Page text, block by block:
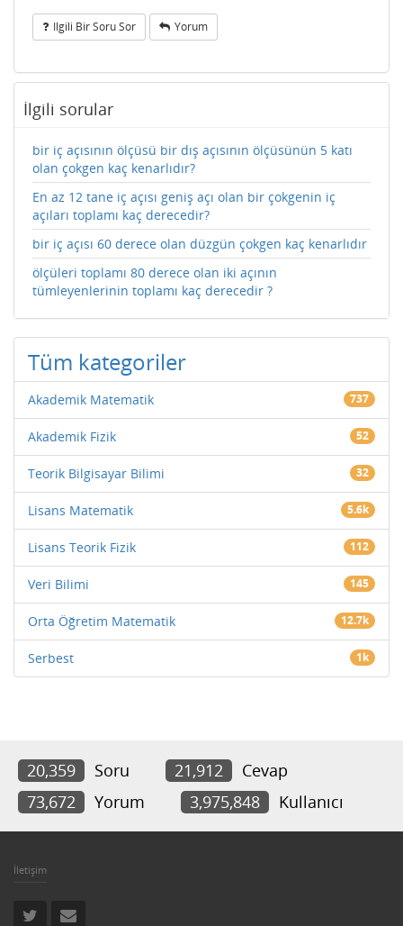
Ilgili Bir Soru Sor Yorum
İlgili sorular
bir iç açısının ölçüsü bir dış açısının ölçüsünün 5 katı
olan çokgen kaç kenarlıdır?
En az 12 tane iç açısı geniş açı olan bir çokgenin iç
açıları toplamı kaç derecedir?
bir iç açısı 60 derece olan düzgün çokgen kaç kenarlıdır
ölçüleri toplamı 80 derece olan iki açının
tümleyenlerinin toplamı kaç derecedir ?
Tüm kategoriler
Akademik Matematik 737
Akademik Fizik 52
Teorik Bilgisayar Bilimi 32
Lisans Matematik 5.6k
Lisans Teorik Fizik 112
Veri Bilimi 145
Orta Öğretim Matematik 12.7k
Serbest 1k
20,359 Soru 21,912
Cevap
73,672
Yorum 3,975,848 Kullanıcı
İletişim